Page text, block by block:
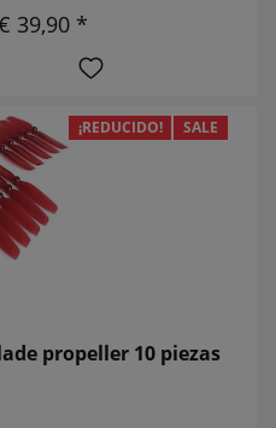
39,90 *
¡REDUCIDO! SALE
propeller 10 piezas